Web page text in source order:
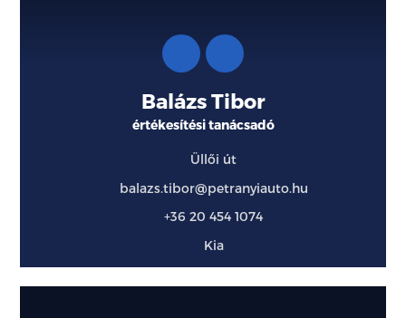
Balázs Tibor
értékesítési tanácsadó
Üllői út
balazs.tibor@petranyiauto.hu
+36 20 454 1074
Kia